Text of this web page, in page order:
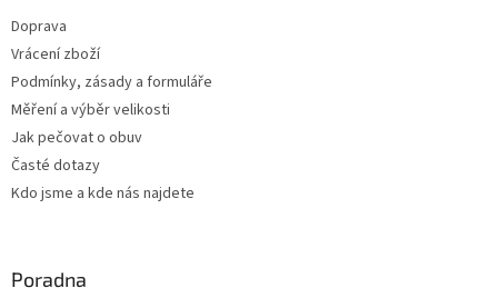
Doprava
Vrácení zboží
Podmínky, zásady a formuláře
Měření a výběr velikosti
Jak pečovat o obuv
Časté dotazy
Kdo jsme a kde nás najdete
Poradna